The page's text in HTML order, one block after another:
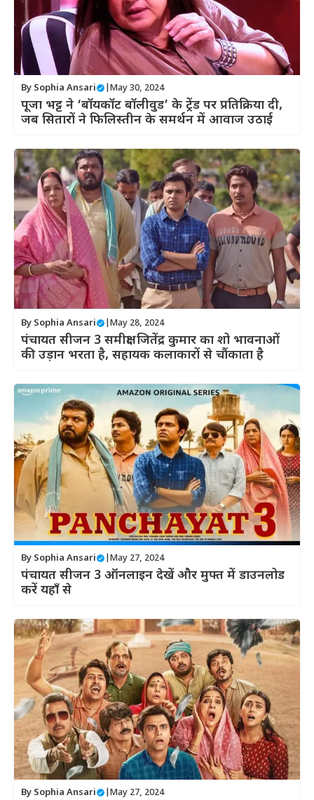
By Sophia Ansari May 30, 2024
पूजा भट्ट ने ‘बॉयकॉट बॉलीवुड’ के ट्रेंड पर प्रतिक्रिया दी,
जब सितारों ने फिलिस्तीन के समर्थन में आवाज उठाई
By Sophia Ansari May 28, 2024
पंचायत सीजन 3 समीक्षा: जितेंद्र कुमार का शो भावनाओं
की उड़ान भरता है, सहायक कलाकारों से चौंकाता है
By Sophia Ansari May 27, 2024
पंचायत सीजन 3 ऑनलाइन देखें और मुफ्त में डाउनलोड
करें यहाँ से
By Sophia Ansari May 27, 2024